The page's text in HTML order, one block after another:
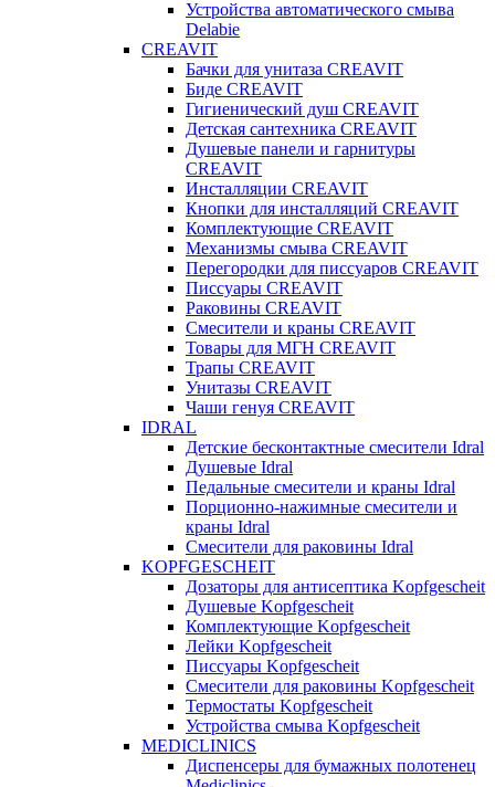
Устройства автоматического смыва
Delabie
CREAVIT
Бачки для унитаза CREAVIT
Биде CREAVIT
Гигиенический душ CREAVIT
Детская сантехника CREAVIT
Душевые панели и гарнитуры
CREAVIT
Инсталляции CREAVIT
Кнопки для инсталляций CREAVIT
Комплектующие CREAVIT
Механизмы смыва CREAVIT
Перегородки для писсуаров CREAVIT
Писсуары CREAVIT
Раковины CREAVIT
Смесители и краны CREAVIT
Товары для МГН CREAVIT
Трапы CREAVIT
Унитазы CREAVIT
Чаши генуя CREAVIT
IDRAL
Детские бесконтактные смесители Idral
Душевые Idral
Педальные смесители и краны Idral
Порционно-нажимные смесители и
краны Idral
Смеcители для раковины Idral
KOPFGESCHEIT
Дозаторы для антисептика Kopfgescheit
Душевые Kopfgescheit
Комплектующие Kopfgescheit
Лейки Kopfgescheit
Писсуары Kopfgescheit
Смесители для раковины Kopfgescheit
Термостаты Kopfgescheit
Устройства смыва Kopfgescheit
MEDICLINICS
Диспенсеры для бумажных полотенец